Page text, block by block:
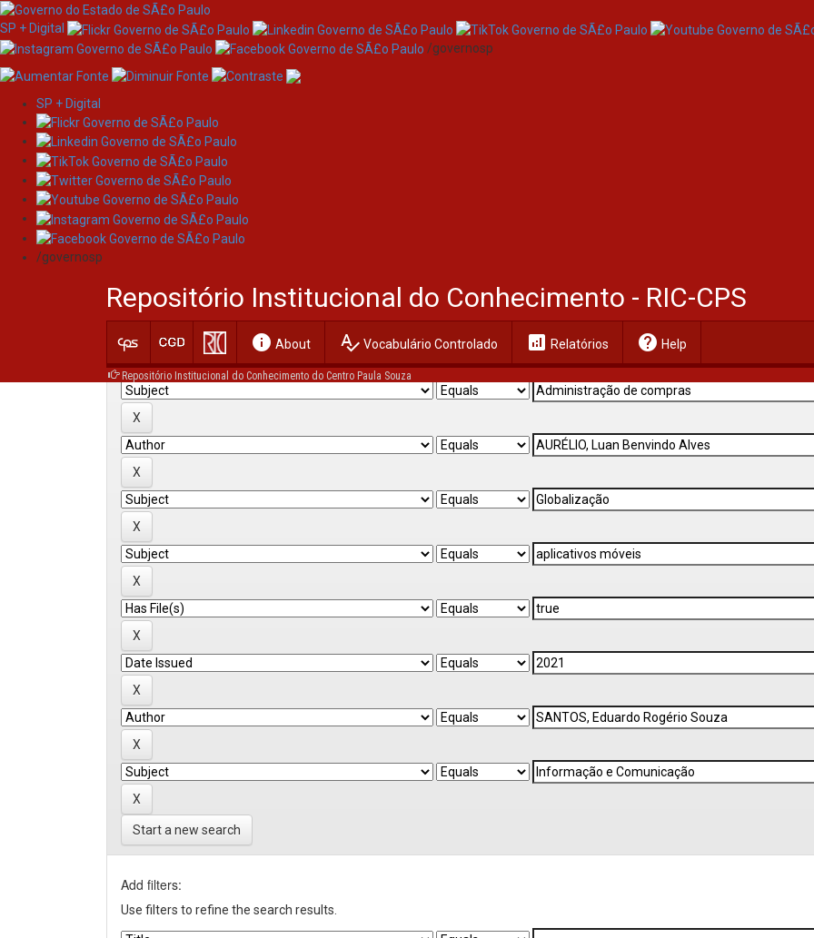
Skip
navigation
SP + Digital
/governosp
SP + Digital
/governosp
Repositório Institucional do Conhecimento - RIC-CPS
info About spellcheck Vocabulário Controlado analytics Relatórios help Help
Repositório Institucional do Conhecimento do Centro Paula Souza
Search
Current filters:
Start a new search
Add filters:
Use filters to refine the search results.